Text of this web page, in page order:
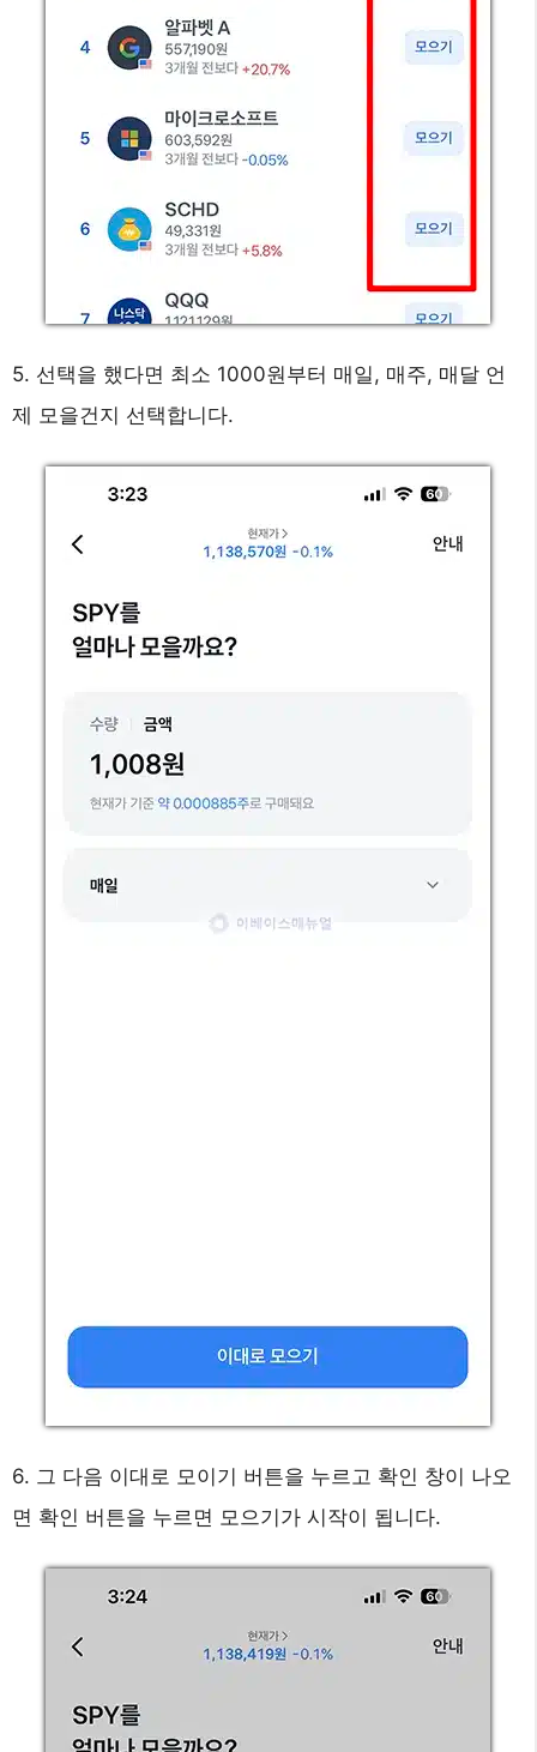
5. 선택을 했다면 최소 1000원부터 매일, 매주, 매달 언
제 모을건지 선택합니다.
6. 그 다음 이대로 모이기 버튼을 누르고 확인 창이 나오
면 확인 버튼을 누르면 모으기가 시작이 됩니다.